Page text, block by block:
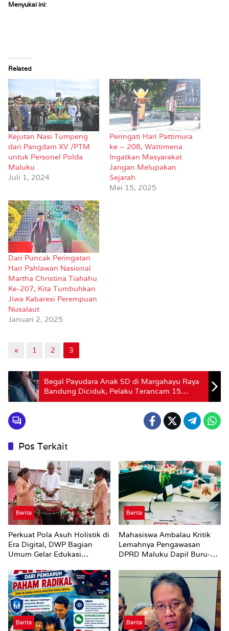
Menyukai ini:
Related
Kejutan Nasi Tumpeng
dari Pangdam XV /PTM
untuk Personel Polda
Maluku
Juli 1, 2024
Peringati Hari Pattimura
ke – 208, Wattimena
Ingatkan Masyarakat
Jangan Melupakan
Sejarah
Mei 15, 2025
Dari Puncak Peringatan
Hari Pahlawan Nasional
Martha Christina Tiahahu
Ke-207, Kita Tumbuhkan
Jiwa Kabaresi Perempuan
Nusalaut
Januari 2, 2025
« 1 2 3
Begal Payudara Anak SD di Margahayu Raya
Bandung Diciduk, Pelaku Terancam 15
Tahun Penjara
Pos Terkait
Berita
Perkuat Pola Asuh Holistik di
Era Digital, DWP Bagian
Umum Gelar Edukasi
Berita
Mahasiswa Ambalau Kritik
Lemahnya Pengawasan
DPRD Maluku Dapil Buru-
Perubahan Status Jalan
Berita Berita